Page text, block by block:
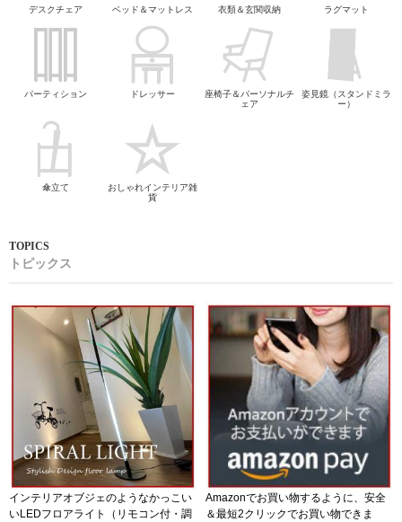
デスクチェア ベッド＆マットレス 衣類＆玄関収納 ラグマット
パーティション ドレッサー
座椅子＆パーソナルチ
ェア
姿見鏡（スタンドミラ
ー）
傘立て
おしゃれインテリア雑
貨
トピックス
インテリアオブジェのようなかっこい
いLEDフロアライト（リモコン付・調
Amazonでお買い物するように、安全
＆最短2クリックでお買い物できま